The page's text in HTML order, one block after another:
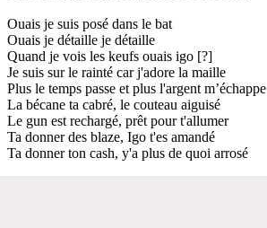
Ouais je suis posé dans le bat
Ouais je détaille je détaille
Quand je vois les keufs ouais igo [?]
Je suis sur le rainté car j'adore la maille
Plus le temps passe et plus l'argent m’échappe
La bécane ta cabré, le couteau aiguisé
Le gun est rechargé, prêt pour t'allumer
Ta donner des blaze, Igo t'es amandé
Ta donner ton cash, y'a plus de quoi arrosé